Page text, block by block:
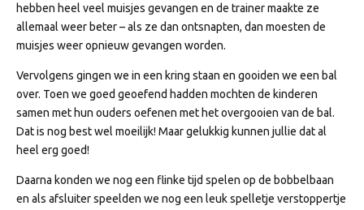
hebben heel veel muisjes gevangen en de trainer maakte ze
allemaal weer beter – als ze dan ontsnapten, dan moesten de
muisjes weer opnieuw gevangen worden.
Vervolgens gingen we in een kring staan en gooiden we een bal
over. Toen we goed geoefend hadden mochten de kinderen
samen met hun ouders oefenen met het overgooien van de bal.
Dat is nog best wel moeilijk! Maar gelukkig kunnen jullie dat al
heel erg goed!
Daarna konden we nog een flinke tijd spelen op de bobbelbaan
en als afsluiter speelden we nog een leuk spelletje verstoppertje